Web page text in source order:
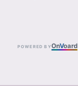
POWERED BYOnVoard